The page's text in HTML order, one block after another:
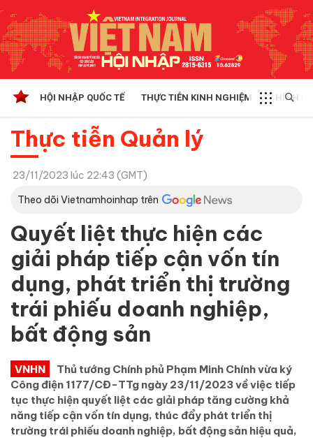
HỘI NHẬP QUỐC TẾ THỰC TIỄN KINH NGHIỆM CHÍNH
Thực tiễn Quản lý
23/11/2023 lúc 22:43 (GMT)
Theo dõi Vietnamhoinhap trên
Quyết liệt thực hiện các
giải pháp tiếp cận vốn tín
dụng, phát triển thị trường
trái phiếu doanh nghiệp,
bất động sản
VNHN
Thủ tướng Chính phủ Phạm Minh Chính vừa ký
Công điện 1177/CĐ-TTg ngày 23/11/2023 về việc tiếp
tục thực hiện quyết liệt các giải pháp tăng cường khả
năng tiếp cận vốn tín dụng, thúc đẩy phát triển thị
trường trái phiếu doanh nghiệp, bất động sản hiệu quả,